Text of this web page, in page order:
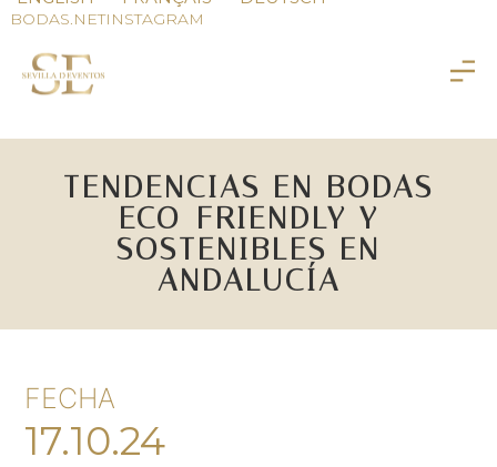
BODAS.NETINSTAGRAM
TENDENCIAS EN BODAS
ECO-FRIENDLY Y
SOSTENIBLES EN
ANDALUCÍA
FECHA
17.10.24